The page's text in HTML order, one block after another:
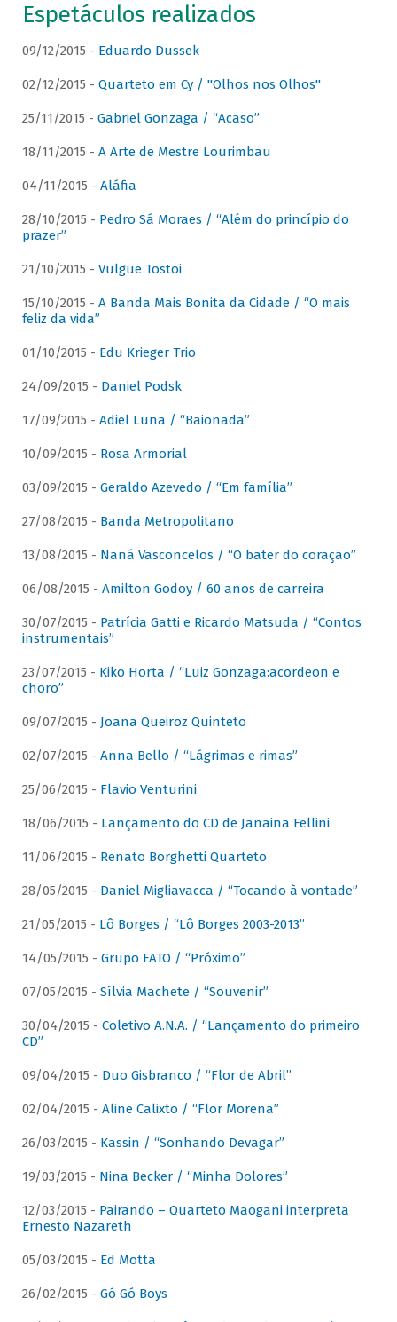
Espetáculos realizados
09/12/2015 - Eduardo Dussek
02/12/2015 - Quarteto em Cy / "Olhos nos Olhos"
25/11/2015 - Gabriel Gonzaga / “Acaso”
18/11/2015 - A Arte de Mestre Lourimbau
04/11/2015 - Aláfia
28/10/2015 - Pedro Sá Moraes / “Além do princípio do
prazer”
21/10/2015 - Vulgue Tostoi
15/10/2015 - A Banda Mais Bonita da Cidade / “O mais
feliz da vida”
01/10/2015 - Edu Krieger Trio
24/09/2015 - Daniel Podsk
17/09/2015 - Adiel Luna / “Baionada”
10/09/2015 - Rosa Armorial
03/09/2015 - Geraldo Azevedo / “Em família”
27/08/2015 - Banda Metropolitano
13/08/2015 - Naná Vasconcelos / “O bater do coração”
06/08/2015 - Amilton Godoy / 60 anos de carreira
30/07/2015 - Patrícia Gatti e Ricardo Matsuda / “Contos
instrumentais”
23/07/2015 - Kiko Horta / “Luiz Gonzaga:acordeon e
choro”
09/07/2015 - Joana Queiroz Quinteto
02/07/2015 - Anna Bello / “Lágrimas e rimas”
25/06/2015 - Flavio Venturini
18/06/2015 - Lançamento do CD de Janaina Fellini
11/06/2015 - Renato Borghetti Quarteto
28/05/2015 - Daniel Migliavacca / “Tocando à vontade”
21/05/2015 - Lô Borges / “Lô Borges 2003-2013”
14/05/2015 - Grupo FATO / “Próximo”
07/05/2015 - Sílvia Machete / “Souvenir”
30/04/2015 - Coletivo A.N.A. / “Lançamento do primeiro
CD”
09/04/2015 - Duo Gisbranco / “Flor de Abril”
02/04/2015 - Aline Calixto / “Flor Morena”
26/03/2015 - Kassin / “Sonhando Devagar”
19/03/2015 - Nina Becker / “Minha Dolores”
12/03/2015 - Pairando – Quarteto Maogani interpreta
Ernesto Nazareth
05/03/2015 - Ed Motta
26/02/2015 - Gó Gó Boys